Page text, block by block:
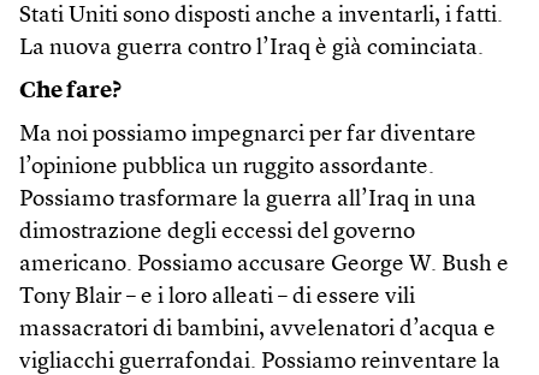
Stati Uniti sono disposti anche a inventarli, i fatti.
La nuova guerra contro l’Iraq è già cominciata.
Che fare?
Ma noi possiamo impegnarci per far diventare
l’opinione pubblica un ruggito assordante.
Possiamo trasformare la guerra all’Iraq in una
dimostrazione degli eccessi del governo
americano. Possiamo accusare George W. Bush e
Tony Blair – e i loro alleati – di essere vili
massacratori di bambini, avvelenatori d’acqua e
vigliacchi guerrafondai. Possiamo reinventare la